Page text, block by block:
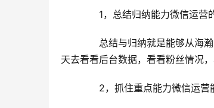
1，总结归纳能力微信运营的
总结与归纳就是能够从海瀚
天去看看后台数据，看看粉丝情况
2，抓住重点能力微信运营